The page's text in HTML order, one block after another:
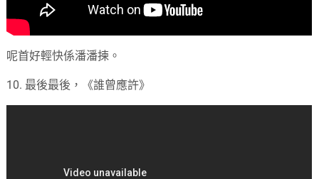
呢首好輕快係潘潘揀。
10. 最後最後，《誰曾應許》